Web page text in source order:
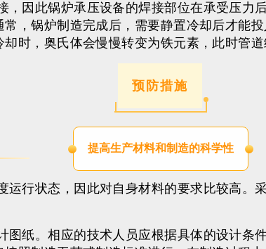
，因此锅炉承压设备的焊接部位在承受压
，锅炉制造完成后，需要静置冷却后才能
时，奥氏体会慢慢转变为铁元素，此时管
预防措施
提高生产材料和制造的科学性
行状态，因此对自身材料的要求比较高。
纸。相应的技术人员应根据具体的设计条